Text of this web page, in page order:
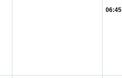
06:45